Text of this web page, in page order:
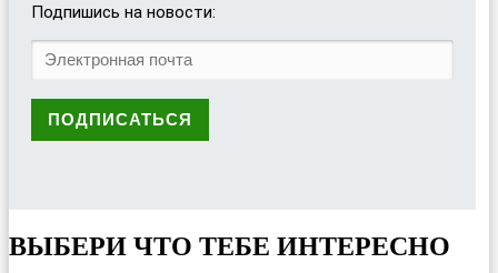
Подпишись на новости:
ВЫБЕРИ ЧТО ТЕБЕ ИНТЕРЕСНО